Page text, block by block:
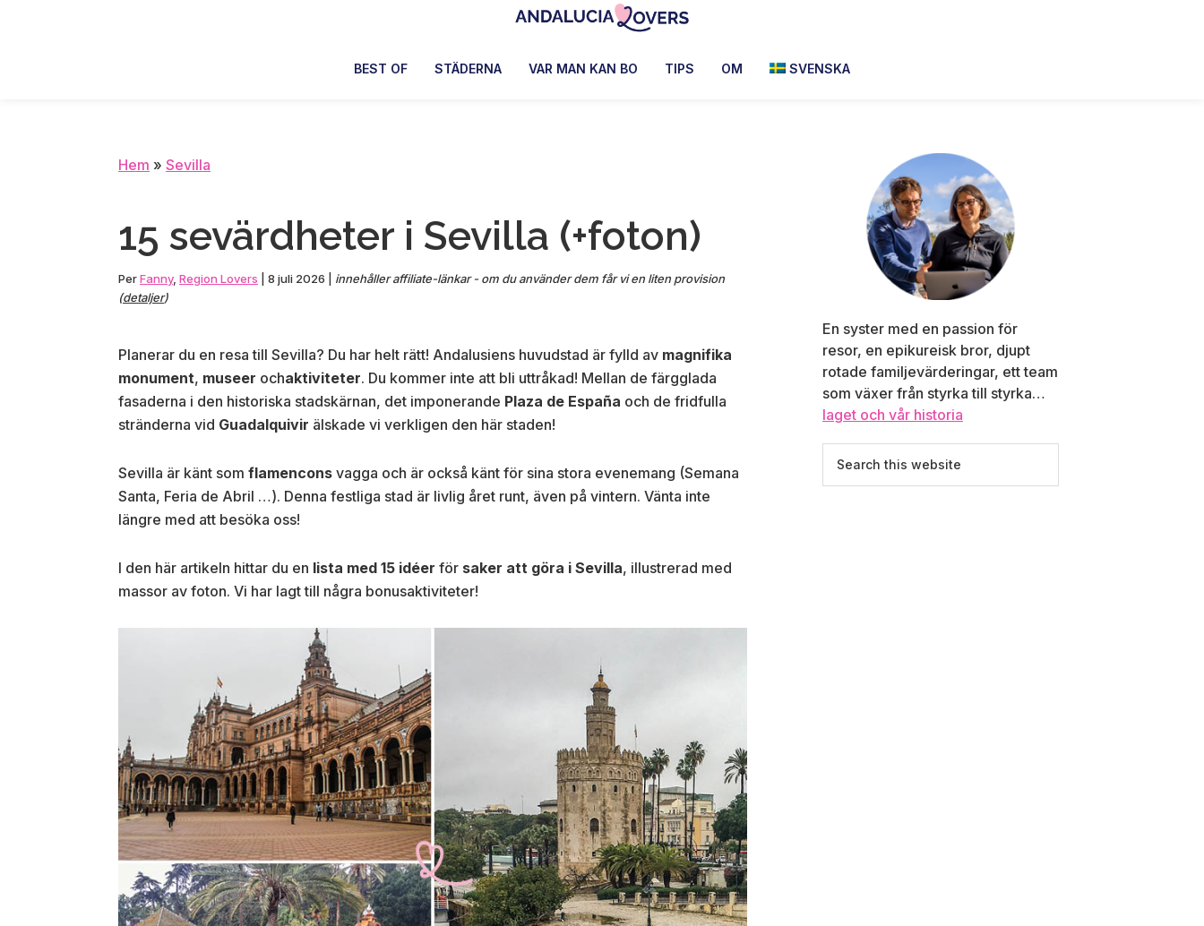
Lovers
blog
BEST OF STÄDERNA VAR MAN KAN BO TIPS OM SVENSKA
Hem » Sevilla
15 sevärdheter i Sevilla (+foton)
PerFanny, Region Lovers 8 juli 2026
innehåller affiliate-länkar - om du använder dem får vi en liten provision
(detaljer)
Planerar du en resa till Sevilla? Du har helt rätt! Andalusiens huvudstad är fylld av magnifika
monument, museer ochaktiviteter. Du kommer inte att bli uttråkad! Mellan de färgglada
fasaderna i den historiska stadskärnan, det imponerande Plaza de España och de fridfulla
stränderna vid Guadalquivir älskade vi verkligen den här staden!
Sevilla är känt som flamencons vagga och är också känt för sina stora evenemang (Semana
Santa, Feria de Abril …). Denna festliga stad är livlig året runt, även på vintern. Vänta inte
längre med att besöka oss!
I den här artikeln hittar du en lista med 15 idéer för saker att göra i Sevilla, illustrerad med
massor av foton. Vi har lagt till några bonusaktiviteter!
Primary
Sidebar
En syster med en passion för
resor, en epikureisk bror, djupt
rotade familjevärderingar, ett team
som växer från styrka till styrka…
laget och vår historia
this